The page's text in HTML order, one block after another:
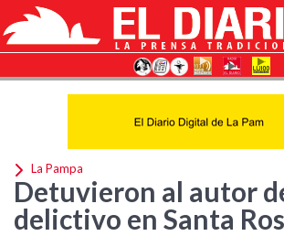
La Pampa
Detuvieron al autor
delictivo en Santa